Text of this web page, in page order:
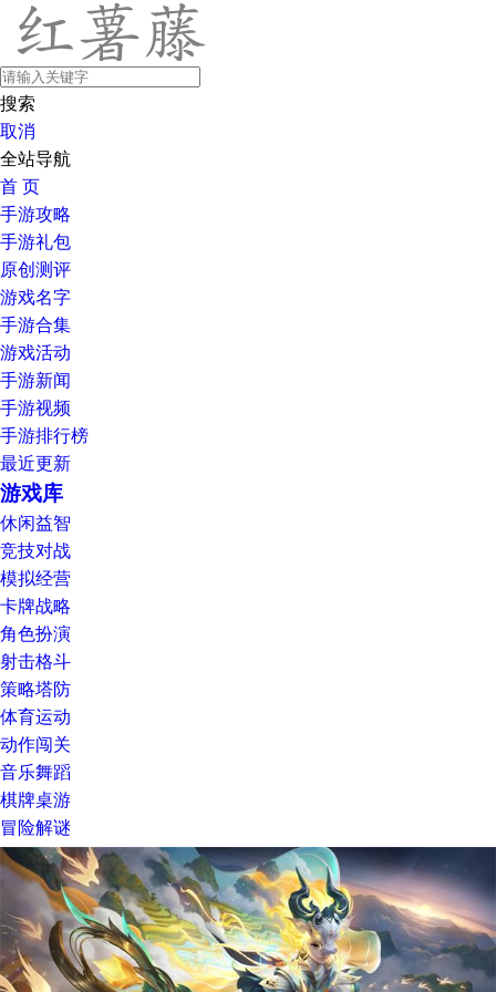
搜索
取消
全站导航
首 页
手游攻略
手游礼包
原创测评
游戏名字
手游合集
游戏活动
手游新闻
手游视频
手游排行榜
最近更新
游戏库
休闲益智
竞技对战
模拟经营
卡牌战略
角色扮演
射击格斗
策略塔防
体育运动
动作闯关
音乐舞蹈
棋牌桌游
冒险解谜